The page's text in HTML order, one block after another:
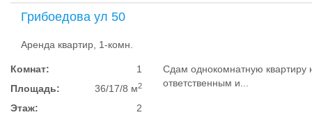
Грибоедова ул 50
Аренда квартир, 1-комн.
Комнат:
1
Площадь:
36/17/8 м2
Этаж: 2
Сдам однокомнатную квартиру
ответственным и...